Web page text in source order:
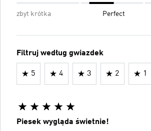
zbyt krótka Perfect
Filtruj według gwiazdek
5 4 3 2 1
Piesek wygląda świetnie!